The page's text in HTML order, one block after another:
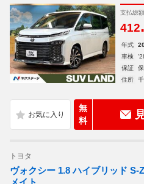
支払総額
412.
年式
車検
保証
住所
無
料
トヨタ
ヴォクシー 1.8 ハイブリッド S-